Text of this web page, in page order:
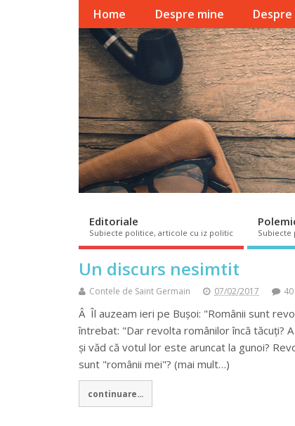
Home Despre mine Despre
Editoriale
Subiecte politice, articole cu iz politic Subiecte
Un discurs nesimtit
Contele de Saint Germain 07/02/2017
Â Îl auzeam ieri pe Bușoi: "Românii sunt
întrebat: "Dar revolta românilor încă tăcuți?
și văd că votul lor este aruncat la gunoi?
sunt "românii mei"? (mai mult…)
continuare...